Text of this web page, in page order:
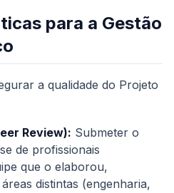
para a Gestão
a qualidade do Projeto
Review): Submeter o
de profissionais
que o elaborou,
distintas (engenharia,